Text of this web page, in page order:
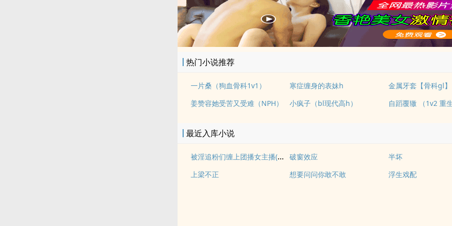
热门小说推荐
一片桑（狗血骨科1v1） 寒症缠身的表妹h
金属牙套【骨科gl】
姜赞容她受苦又受难（NPH）
小疯子（bl现代高h） 自蹈覆辙 （1v2 重
最近入库小说
被淫追粉们缠上团播女主播(露出NPH) 破窗效应
半坏
上梁不正
想要问问你敢不敢 浮生戏配